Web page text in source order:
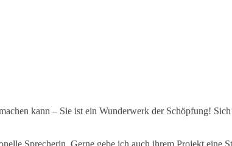
kann – Sie ist ein Wunderwerk der Schöpfung!